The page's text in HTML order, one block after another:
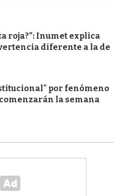
roja?”: Inumet explica
diferente a la de
por fenómeno
la semana